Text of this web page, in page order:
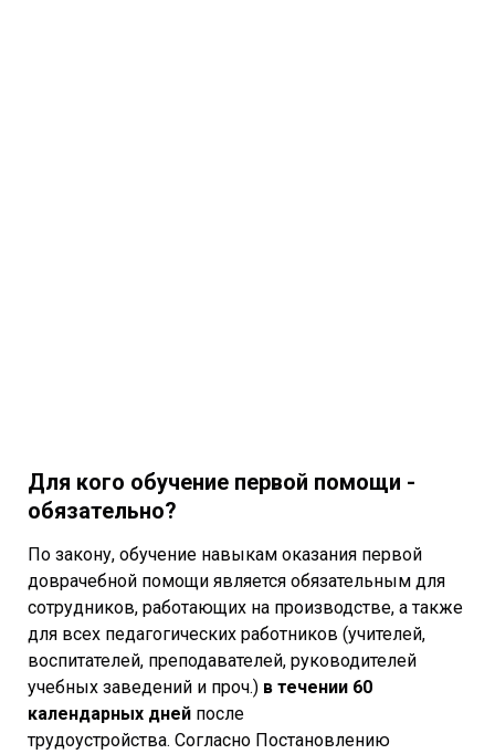
Для кого обучение первой помощи -
обязательно?
По закону, обучение навыкам оказания первой
доврачебной помощи является обязательным для
сотрудников, работающих на производстве, а также
для всех педагогических работников (учителей,
воспитателей, преподавателей, руководителей
учебных заведений и проч.) в течении 60
календарных дней после
трудоустройства. Согласно Постановлению